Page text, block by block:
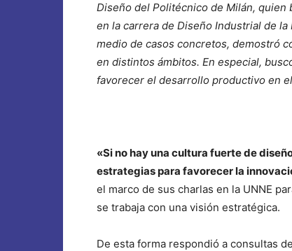
Diseño del Politécnico de Milán,
en la carrera de Diseño Industrial de
medio de casos concretos, demostró
en distintos ámbitos. En especial,
favorecer el desarrollo productivo en
«Si no hay una cultura fuerte de
estrategias para favorecer la
el marco de sus charlas en la UNNE
se trabaja con una visión estratégica.
De esta forma respondió a consultas